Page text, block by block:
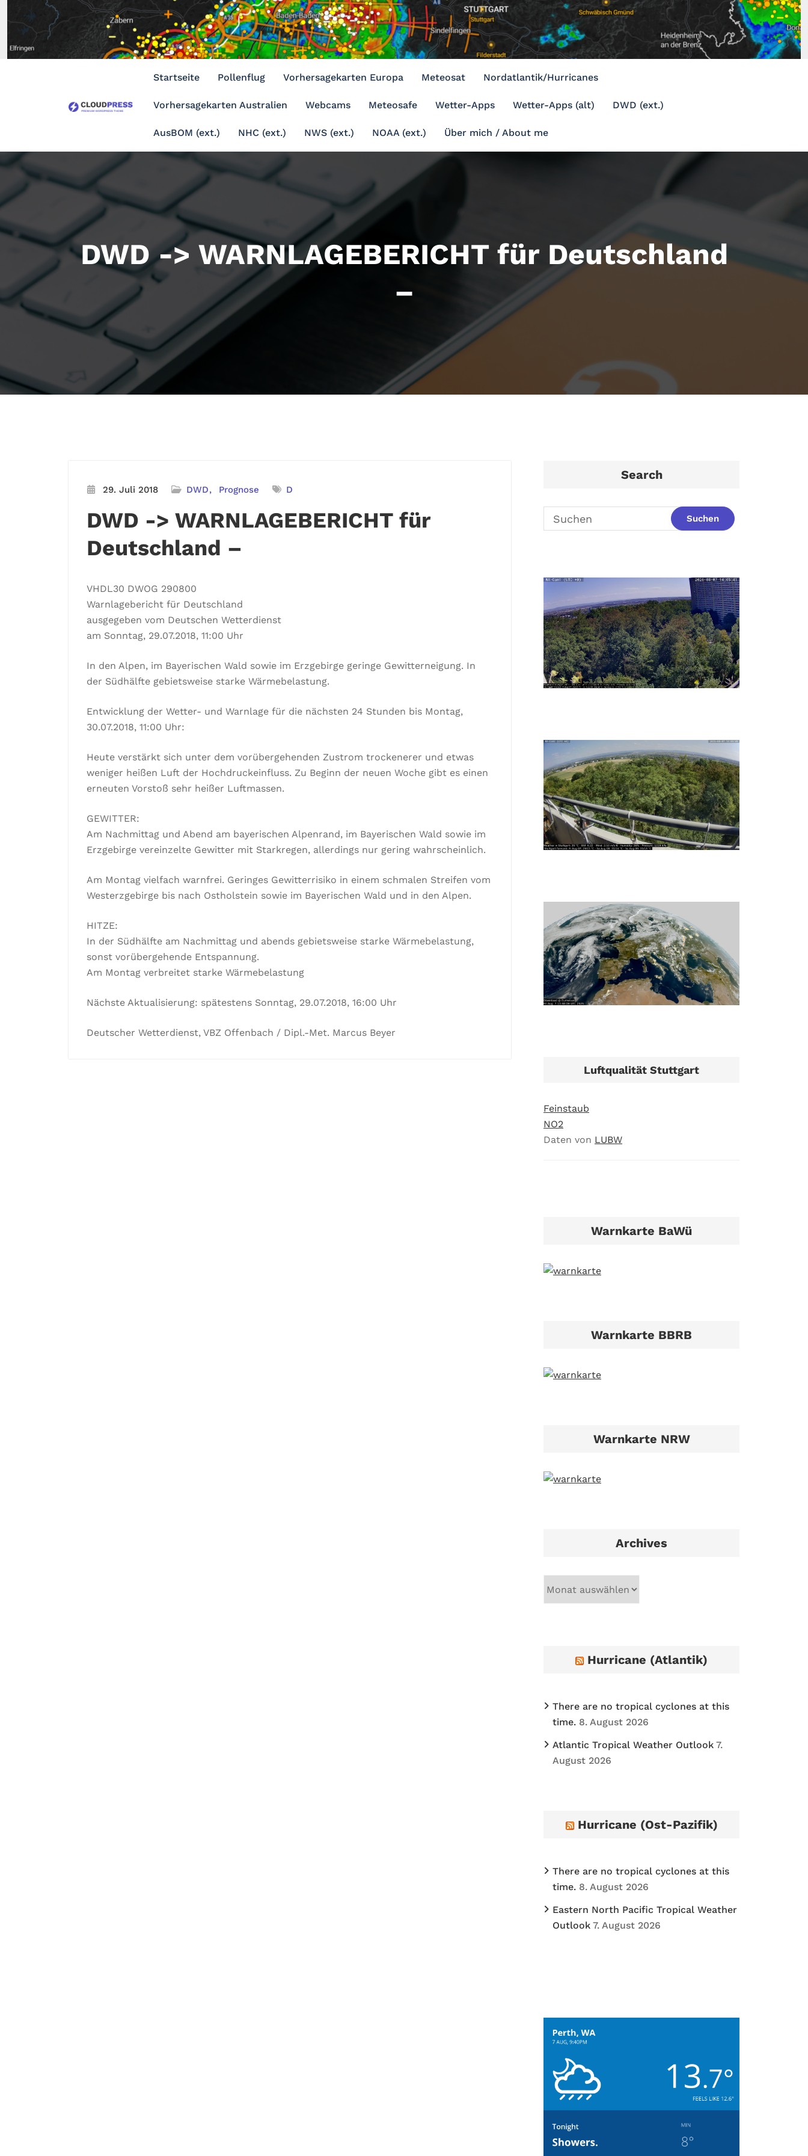
Inhalt
springen
Startseite Pollenflug Vorhersagekarten Europa Meteosat Nordatlantik/Hurricanes
Vorhersagekarten Australien Webcams Meteosafe Wetter-Apps Wetter-Apps (alt) DWD (ext.)
AusBOM (ext.) NHC (ext.) NWS (ext.) NOAA (ext.) Über mich / About me
DWD -> WARNLAGEBERICHT für Deutschland
–
29. Juli 2018 DWD Prognose D
DWD -> WARNLAGEBERICHT für
Deutschland –
VHDL30 DWOG 290800
Warnlagebericht für Deutschland
ausgegeben vom Deutschen Wetterdienst
am Sonntag, 29.07.2018, 11:00 Uhr
In den Alpen, im Bayerischen Wald sowie im Erzgebirge geringe Gewitterneigung. In
der Südhälfte gebietsweise starke Wärmebelastung.
Entwicklung der Wetter- und Warnlage für die nächsten 24 Stunden bis Montag,
30.07.2018, 11:00 Uhr:
Heute verstärkt sich unter dem vorübergehenden Zustrom trockenerer und etwas
weniger heißen Luft der Hochdruckeinfluss. Zu Beginn der neuen Woche gibt es einen
erneuten Vorstoß sehr heißer Luftmassen.
GEWITTER:
Am Nachmittag und Abend am bayerischen Alpenrand, im Bayerischen Wald sowie im
Erzgebirge vereinzelte Gewitter mit Starkregen, allerdings nur gering wahrscheinlich.
Am Montag vielfach warnfrei. Geringes Gewitterrisiko in einem schmalen Streifen vom
Westerzgebirge bis nach Ostholstein sowie im Bayerischen Wald und in den Alpen.
HITZE:
In der Südhälfte am Nachmittag und abends gebietsweise starke Wärmebelastung,
sonst vorübergehende Entspannung.
Am Montag verbreitet starke Wärmebelastung
Nächste Aktualisierung: spätestens Sonntag, 29.07.2018, 16:00 Uhr
Deutscher Wetterdienst, VBZ Offenbach / Dipl.-Met. Marcus Beyer
Search
Luftqualität Stuttgart
Feinstaub
NO2
Daten von LUBW
Warnkarte BaWü
Warnkarte BBRB
Warnkarte NRW
Archives
Hurricane (Atlantik)
There are no tropical cyclones at this
time. 8. August 2026
Atlantic Tropical Weather Outlook 7.
August 2026
Hurricane (Ost-Pazifik)
There are no tropical cyclones at this
time. 8. August 2026
Eastern North Pacific Tropical Weather
Outlook 7. August 2026